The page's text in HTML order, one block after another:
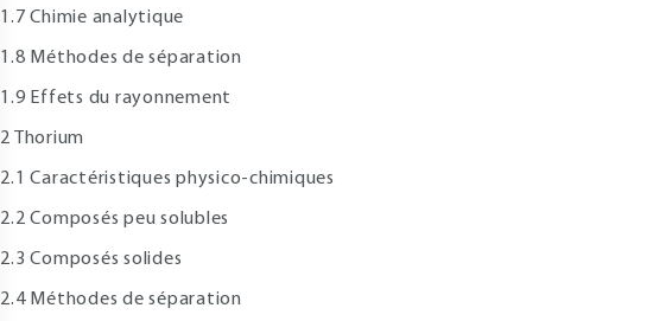
Chimie analytique
Méthodes de séparation
Effets du rayonnement
Thorium
Caractéristiques physico-chimiques
Composés peu solubles
Composés solides
Méthodes de séparation